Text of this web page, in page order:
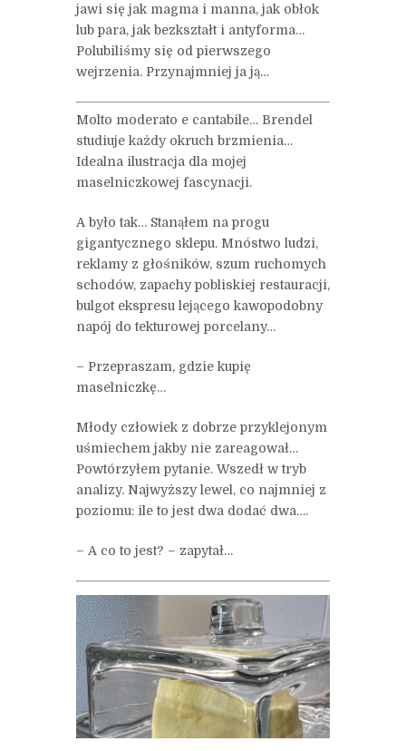
jawi się jak magma i manna, jak obłok
lub para, jak bezkształt i antyforma…
Polubiliśmy się od pierwszego
wejrzenia. Przynajmniej ja ją…
Molto moderato e cantabile… Brendel
studiuje każdy okruch brzmienia…
Idealna ilustracja dla mojej
maselniczkowej fascynacji.
A było tak… Stanąłem na progu
gigantycznego sklepu. Mnóstwo ludzi,
reklamy z głośników, szum ruchomych
schodów, zapachy pobliskiej restauracji,
bulgot ekspresu lejącego kawopodobny
napój do tekturowej porcelany…
– Przepraszam, gdzie kupię
maselniczkę…
Młody człowiek z dobrze przyklejonym
uśmiechem jakby nie zareagował…
Powtórzyłem pytanie. Wszedł w tryb
analizy. Najwyższy lewel, co najmniej z
poziomu: ile to jest dwa dodać dwa….
– A co to jest? – zapytał…